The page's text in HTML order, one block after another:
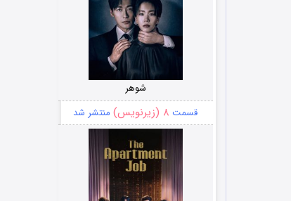
شوهر
قسمت ۸ (زیرنویس) منتشر شد